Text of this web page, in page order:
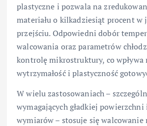
plastyczne i pozwala na
materiału o kilkadziesiąt procent w
przejściu. Odpowiedni dobór
walcowania oraz parametrów
kontrolę mikrostruktury, co wpływa
wytrzymałość i plastyczność
W wielu zastosowaniach –
wymagających gładkiej
wymiarów – stosuje się walcowanie